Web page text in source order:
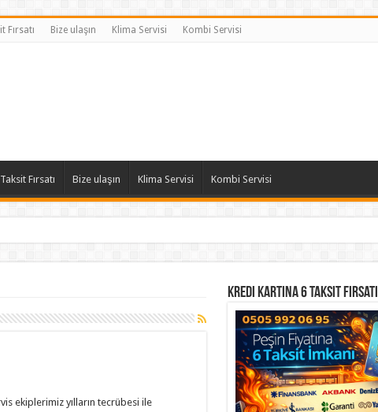
Fırsatı Bize ulaşın Klima Servisi Kombi Servisi
Fırsatı Bize ulaşın Klima Servisi Kombi Servisi
ekiplerimiz yılların tecrübesi ile
Kredi Kartına 6 Taksit Fırsatı